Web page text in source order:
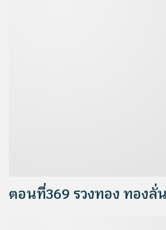
ตอนที่369 รวงทอง ทอง